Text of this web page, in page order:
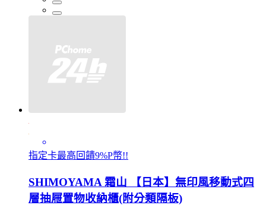
指定卡最高回饋9%P幣!!
SHIMOYAMA 霜山 【日本】無印風移動式四
層抽屜置物收納櫃(附分類隔板)